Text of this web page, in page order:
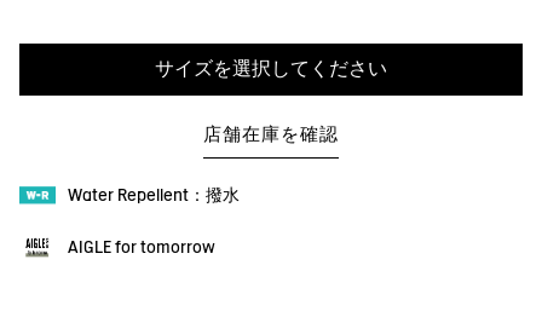
サイズを選択してください
店舗在庫を確認
Water Repellent：撥水
AIGLE for tomorrow